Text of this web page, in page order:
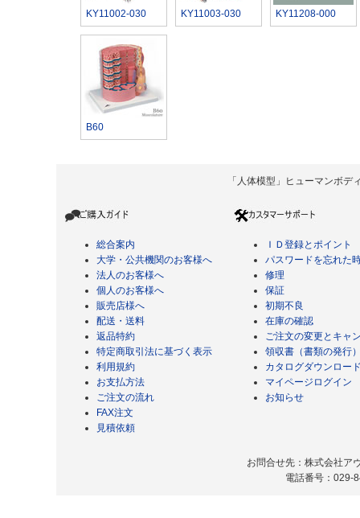
KY11002-030 KY11003-030 KY11208-000
B60
「人体模型」ヒューマンボ
総合案内
大学・公共機関のお客様へ
法人のお客様へ
個人のお客様へ
販売店様へ
配送・送料
返品特約
特定商取引法に基づく表示
利用規約
お支払方法
ご注文の流れ
FAX注文
見積依頼
ＩＤ登録とポイント
パスワードを忘れた
修理
保証
初期不良
在庫の確認
ご注文の変更とキャ
領収書（書類の発行
カタログダウンロー
マイページログイン
お知らせ
お問合せ先：株式会社ア
電話番号：